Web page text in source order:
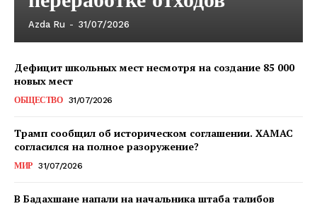
Azda Ru - 31/07/2026
Дефицит школьных мест несмотря на создание 85 000
новых мест
ОБЩЕСТВО 31/07/2026
Трамп сообщил об историческом соглашении. ХАМАС
согласился на полное разоружение?
МИР 31/07/2026
В Бадахшане напали на начальника штаба талибов